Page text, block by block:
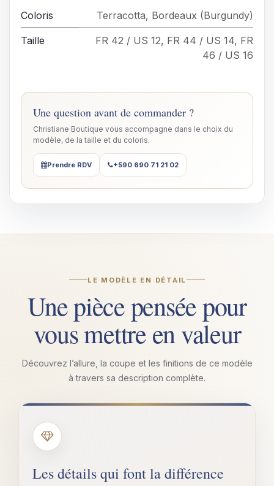
Coloris Terracotta, Bordeaux (Burgundy)
Taille FR 42 / US 12, FR 44 / US 14, FR
46 / US 16
Une question avant de commander ?
Christiane Boutique vous accompagne dans le choix du
modèle, de la taille et du coloris.
Prendre RDV +590 690 71 21 02
LE MODÈLE EN DÉTAIL
Une pièce pensée pour
vous mettre en valeur
Découvrez l’allure, la coupe et les finitions de ce modèle
à travers sa description complète.
Les détails qui font la différence